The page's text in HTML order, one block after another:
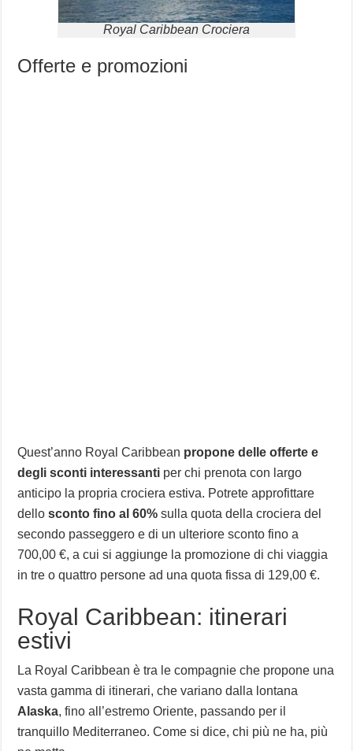
Royal Caribbean Crociera
Offerte e promozioni
Quest’anno Royal Caribbean propone delle offerte e
degli sconti interessanti per chi prenota con largo
anticipo la propria crociera estiva. Potrete approfittare
dellosconto fino al 60% sulla quota della crociera del
secondo passeggero e di un ulteriore sconto fino a
700,00 €, a cui si aggiunge la promozione di chi viaggia
in tre o quattro persone ad una quota fissa di 129,00 €.
Royal Caribbean: itinerari
estivi
La Royal Caribbean è tra le compagnie che propone una
vasta gamma di itinerari, che variano dalla lontana
Alaska, fino all’estremo Oriente, passando per il
tranquillo Mediterraneo. Come si dice, chi più ne ha, più